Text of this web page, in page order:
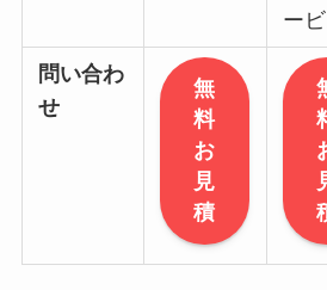
ービ
問い合わ
せ
無
料
お
見
積